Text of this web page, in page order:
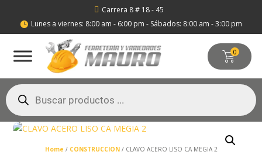
 Carrera 8 # 18 - 45
 Lunes a viernes: 8:00 am - 6:00 pm - Sábados: 8:00 am - 3:00 pm
0
Búsqueda
de
productos
Home / CONSTRUCCION/ CLAVO ACERO LISO CA MEGIA 2